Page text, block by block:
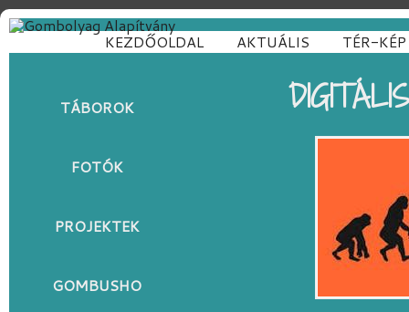
KEZDŐOLDAL AKTUÁLIS TÉR-KÉP
TÁBOROK
FOTÓK
PROJEKTEK
GOMBUSHO